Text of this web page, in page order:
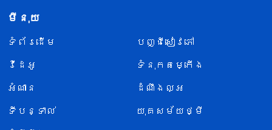
មីនុយ
ទំព័រ​ដើម
បញ្ជីសៀវភៅ
វីដេអូ
ទំនុកតម្កើង
អំណាន
ដំណឹងល្អ
ទីបន្ទាល់
យុគសម័យថ្មី